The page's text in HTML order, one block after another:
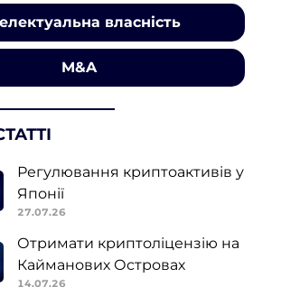
власність
M&A
Регулювання криптоактивів у
Японії
27.07.26
Отримати криптоліцензію на
Кайманових Островах
14.07.26